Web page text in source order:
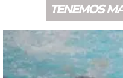
TENEMOS